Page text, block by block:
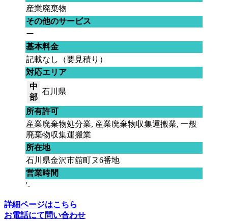
産業廃棄物
その他のサービス
ー
基本料金
記載なし（要見積り）
対応エリア
中
部
石川県
所有許可
産業廃棄物処分業, 産業廃棄物収集運搬業, 一般
廃棄物収集運搬業
所在地
石川県金沢市舘町ヌ6番地
営業時間
'-
詳細ページはこちら
お電話にて問い合わせ